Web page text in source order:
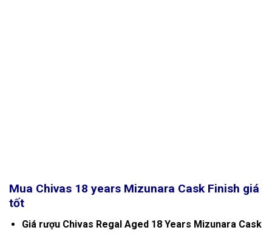
Mua Chivas 18 years Mizunara Cask Finish giá
tốt
Giá rượu Chivas Regal Aged 18 Years Mizunara Cask